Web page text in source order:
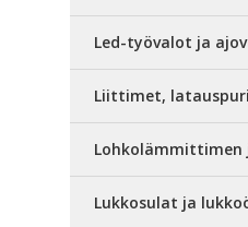
Led-työvalot ja
Liittimet,
Lohkolämmittimen
Lukkosulat ja